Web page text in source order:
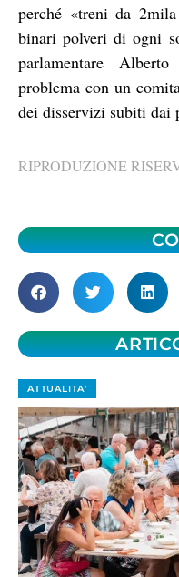
perché «treni da
binari polveri di ogni
parlamentare
problema con un
dei disservizi subiti dai
RIPRODUZIONE
ATTUALITA'